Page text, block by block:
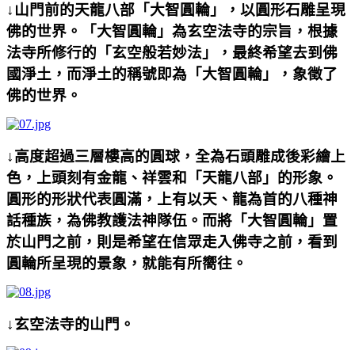
↓山門前的天龍八部「大智圓輪」
，以圓形石雕呈現
佛的世界 。「大智圓輪」為玄空法寺的宗旨，根據
法寺所修行的「玄空般若妙法」，最終希望去到佛
國淨土，而淨土的稱號即為「大智圓輪」，象徵了
佛的世界。
↓高度超過三層樓高的圓球，全為石頭雕成後彩繪上
色，上頭刻有金龍、祥雲和「天龍八部」的形象。
圓形的形狀代表圓滿，上有以天、龍為首的八種神
話種族，為佛教護法神隊伍。而將「大智圓輪」置
於山門之前，則是希望在信眾走入佛寺之前，看到
圓輪所呈現的景象，就能有所嚮往。
↓玄空法寺的山門。